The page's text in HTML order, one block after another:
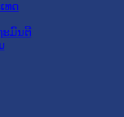
ທດ
ະມົນຕີ